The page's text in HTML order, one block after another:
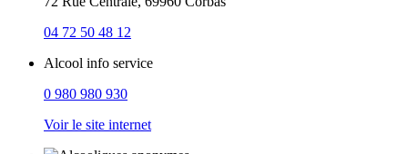
04 72 50 48 12
Alcool info service
0 980 980 930
Voir le site internet